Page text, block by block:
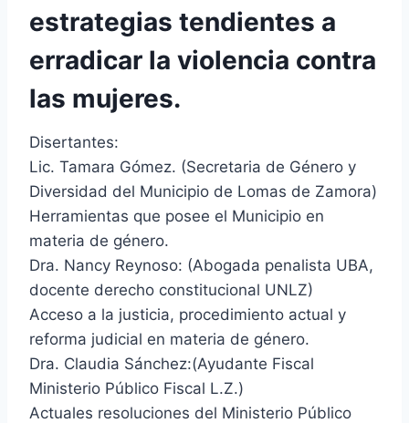
estrategias tendientes a
erradicar la violencia contra
las mujeres.
Disertantes:
Lic. Tamara Gómez. (Secretaria de Género y
Diversidad del Municipio de Lomas de Zamora)
Herramientas que posee el Municipio en
materia de género.
Dra. Nancy Reynoso: (Abogada penalista UBA,
docente derecho constitucional UNLZ)
Acceso a la justicia, procedimiento actual y
reforma judicial en materia de género.
Dra. Claudia Sánchez:(Ayudante Fiscal
Ministerio Público Fiscal L.Z.)
Actuales resoluciones del Ministerio Público